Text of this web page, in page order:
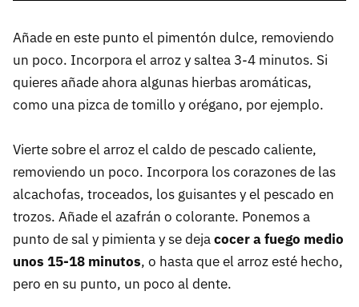
Añade en este punto el pimentón dulce, removiendo
un poco. Incorpora el arroz y saltea 3-4 minutos. Si
quieres añade ahora algunas hierbas aromáticas,
como una pizca de tomillo y orégano, por ejemplo.
Vierte sobre el arroz el caldo de pescado caliente,
removiendo un poco. Incorpora los corazones de las
alcachofas, troceados, los guisantes y el pescado en
trozos. Añade el azafrán o colorante. Ponemos a
punto de sal y pimienta y se dejacocer a fuego medio
unos 15-18 minutos, o hasta que el arroz esté hecho,
pero en su punto, un poco al dente.